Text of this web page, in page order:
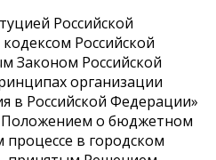
Российской
Российской
Законом Российской
организации
в Российской Федерации»
Положением о бюджетном
в городском